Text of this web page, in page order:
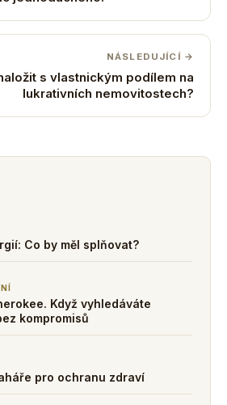
NÁSLEDUJÍCÍ →
s vlastnickým podílem na
lukrativních nemovitostech?
Co by měl splňovat?
Když vyhledáváte
kompromisů
pro ochranu zdraví